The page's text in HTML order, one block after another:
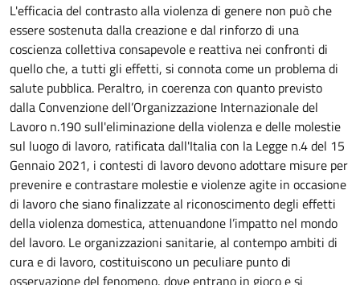
L'efficacia del contrasto alla violenza di genere non può che
essere sostenuta dalla creazione e dal rinforzo di una
coscienza collettiva consapevole e reattiva nei confronti di
quello che, a tutti gli effetti, si connota come un problema di
salute pubblica. Peraltro, in coerenza con quanto previsto
dalla Convenzione dell’Organizzazione Internazionale del
Lavoro n.190 sull'eliminazione della violenza e delle molestie
sul luogo di lavoro, ratificata dall'Italia con la Legge n.4 del 15
Gennaio 2021, i contesti di lavoro devono adottare misure per
prevenire e contrastare molestie e violenze agite in occasione
di lavoro che siano finalizzate al riconoscimento degli effetti
della violenza domestica, attenuandone l’impatto nel mondo
del lavoro. Le organizzazioni sanitarie, al contempo ambiti di
cura e di lavoro, costituiscono un peculiare punto di